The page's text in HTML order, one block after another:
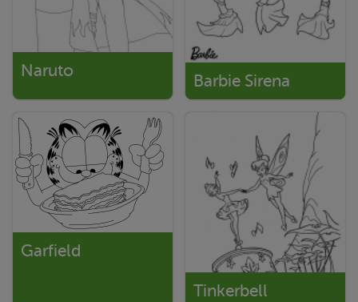
Naruto
Barbie Sirena
Garfield
Tinkerbell